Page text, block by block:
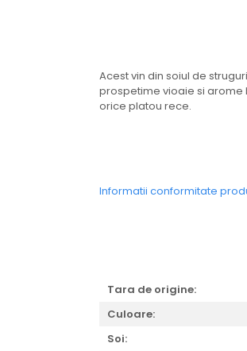
Acest vin din soiul de
prospetime vioaie si arome
orice platou rece.
Informatii conformitate
Tara de origine:
Culoare:
Soi: